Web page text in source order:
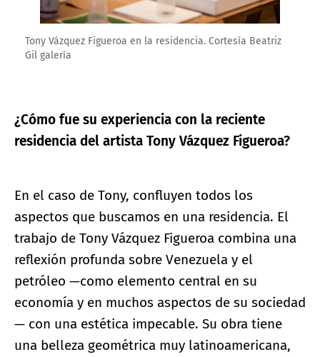
Tony Vázquez Figueroa en la residencia. Cortesía Beatriz
Gil galería
¿Cómo fue su experiencia con la reciente
residencia del artista Tony Vázquez Figueroa?
En el caso de Tony, confluyen todos los
aspectos que buscamos en una residencia. El
trabajo de Tony Vázquez Figueroa combina una
reflexión profunda sobre Venezuela y el
petróleo —como elemento central en su
economía y en muchos aspectos de su sociedad
— con una estética impecable. Su obra tiene
una belleza geométrica muy latinoamericana,